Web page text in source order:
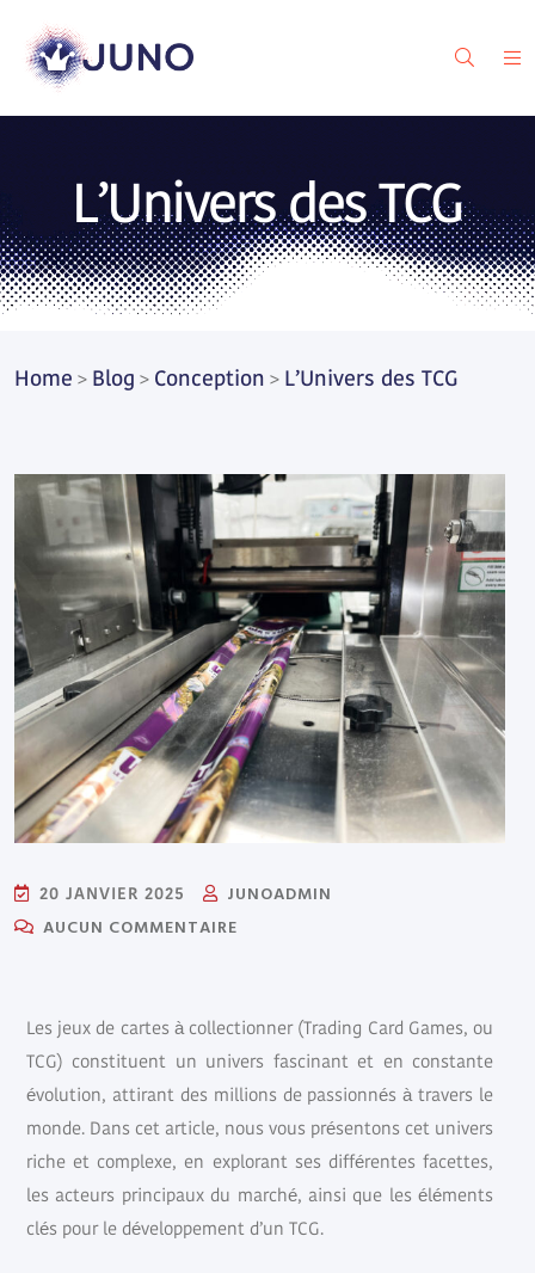
L’Univers des TCG
Home > Blog > Conception > L’Univers des TCG
20 JANVIER 2025
JUNOADMIN
AUCUN COMMENTAIRE
Les jeux de cartes à collectionner (Trading Card Games, ou
TCG) constituent un univers fascinant et en constante
évolution, attirant des millions de passionnés à travers le
monde. Dans cet article, nous vous présentons cet univers
riche et complexe, en explorant ses différentes facettes,
les acteurs principaux du marché, ainsi que les éléments
clés pour le développement d’un TCG.